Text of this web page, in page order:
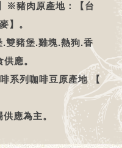
※豬肉原產地：【台
】。
雙豬堡.雞塊.熱狗.香
應。
系列咖啡豆原產地 【
應為主。